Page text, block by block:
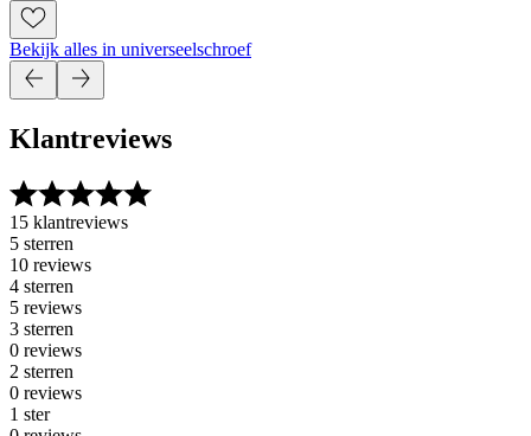
Bekijk alles in universeelschroef
Klantreviews
15 klantreviews
5 sterren
10 reviews
4 sterren
5 reviews
3 sterren
0 reviews
2 sterren
0 reviews
1 ster